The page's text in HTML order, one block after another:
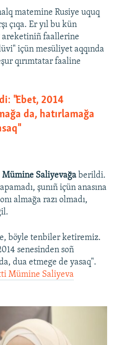
matemine Rusiye uquq
çıqa. Er yıl bu kün
areketiniñ faallerine
içün mesüliyet aqqında
qırımtatar faaline
"Ebet, 2014
da, hatırlamağa
Mümine Saliyevağa berildi.
şunıñ içün anasına
almağa razı olmadı,
böyle tenbiler ketiremiz.
senesinden soñ
dua etmege de yasaq".
Mümine Saliyeva